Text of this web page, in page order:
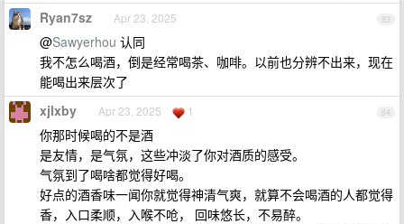
83
Ryan7sz Apr 23, 2025
@Sawyerhou 认同
我不怎么喝酒，倒是经常喝茶、咖啡。以前也分辨不出来，现在
能喝出来层次了
84
xjlxby Apr 23, 2025 1
你那时候喝的不是酒
是友情，是气氛，这些冲淡了你对酒质的感受。
气氛到了喝啥都觉得好喝。
好点的酒香味一闻你就觉得神清气爽，就算不会喝酒的人都觉得
香，入口柔顺，入喉不呛， 回味悠长，不易醉。